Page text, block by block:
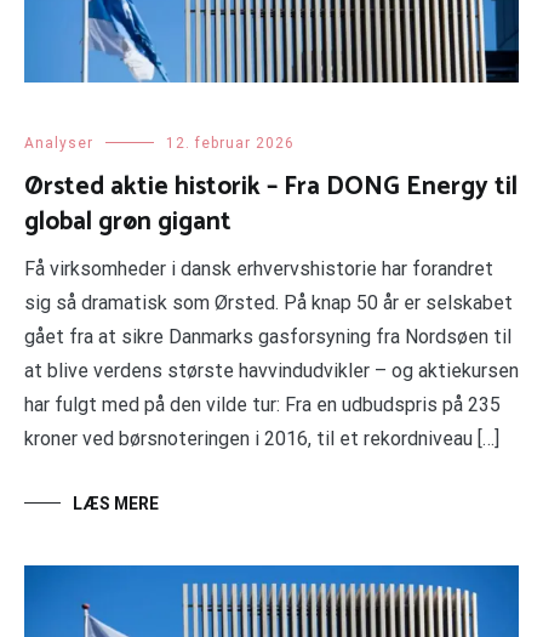
Analyser 12. februar 2026
Ørsted aktie historik – Fra DONG Energy til
global grøn gigant
Få virksomheder i dansk erhvervshistorie har forandret
sig så dramatisk som Ørsted. På knap 50 år er selskabet
gået fra at sikre Danmarks gasforsyning fra Nordsøen til
at blive verdens største havvindudvikler – og aktiekursen
har fulgt med på den vilde tur: Fra en udbudspris på 235
kroner ved børsnoteringen i 2016, til et rekordniveau […]
LÆS MERE